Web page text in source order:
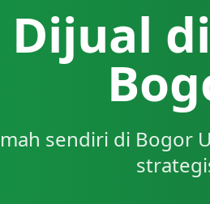
Dijual
sendiri di Bogor